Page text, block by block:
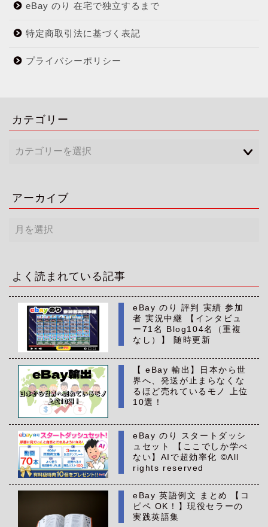
eBay のり 在宅で独立するまで
特定商取引法に基づく表記
プライバシーポリシー
カテゴリー
アーカイブ
ー
ブ
よく読まれている記事
eBay のり 評判 実績 参加
者 実況中継 【インタビュ
ー71名 Blog104名（重複
なし）】 随時更新
【 eBay 輸出】日本から世
界へ、発送が止まらなくな
るほど売れているモノ 上位
10選！
eBay のり スタートダッシ
ュセット 【ここでしか学べ
ない】AIで超効率化 ©All
rights reserved
eBay 英語例文 まとめ 【コ
ピペ OK！】現役セラーの
実践英語集